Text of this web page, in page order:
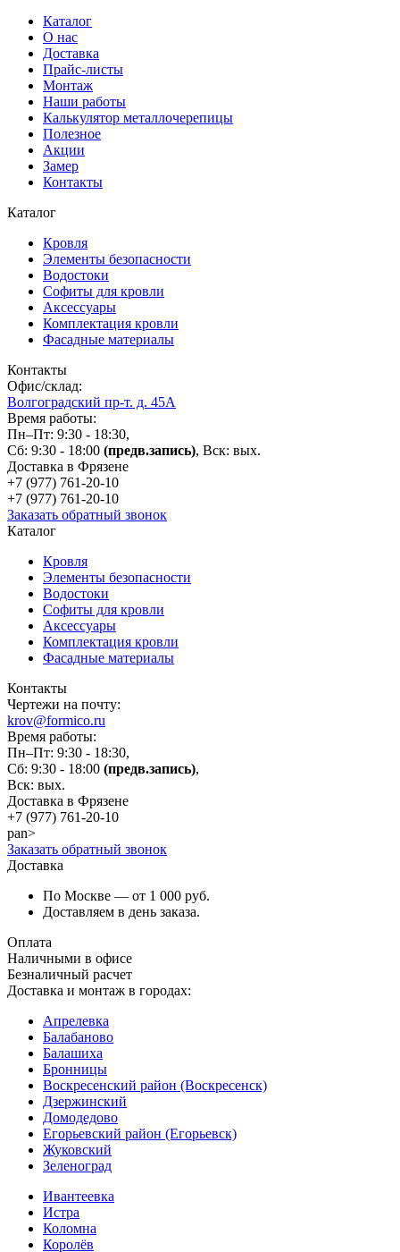
Каталог
О нас
Доставка
Прайс-листы
Монтаж
Наши работы
Калькулятор металлочерепицы
Полезное
Акции
Замер
Контакты
Каталог
Кровля
Элементы безопасности
Водостоки
Софиты для кровли
Аксессуары
Комплектация кровли
Фасадные материалы
Контакты
Офис/склад:
Волгоградский пр-т. д. 45А
Время работы:
Пн–Пт: 9:30 - 18:30,
Сб: 9:30 - 18:00 (предв.запись), Вск: вых.
Доставка в Фрязене
+7 (977) 761-20-10
+7 (977) 761-20-10
Заказать обратный звонок
Каталог
Кровля
Элементы безопасности
Водостоки
Софиты для кровли
Аксессуары
Комплектация кровли
Фасадные материалы
Контакты
Чертежи на почту:
krov@formico.ru
Время работы:
Пн–Пт: 9:30 - 18:30,
Сб: 9:30 - 18:00 (предв.запись),
Вск: вых.
Доставка в Фрязене
+7 (977) 761-20-10
pan>
Заказать обратный звонок
Доставка
По Москве — от 1 000 руб.
Доставляем в день заказа.
Оплата
Наличными в офисе
Безналичный расчет
Доставка и монтаж в городах:
Апрелевка
Балабаново
Балашиха
Бронницы
Воскресенский район (Воскресенск)
Дзержинский
Домодедово
Егорьевский район (Егорьевск)
Жуковский
Зеленоград
Ивантеевка
Истра
Коломна
Королёв